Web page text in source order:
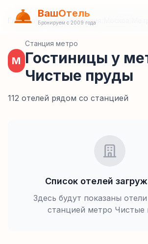
ВашОтель
Бронируем с 2009 года
Главная Гостиницы/Россия
М
Станция метро
Гостиницы у
Чистые пруды
112 отелей рядом со станцией
Список отелей
Здесь будут показаны
станцией метро Чистые